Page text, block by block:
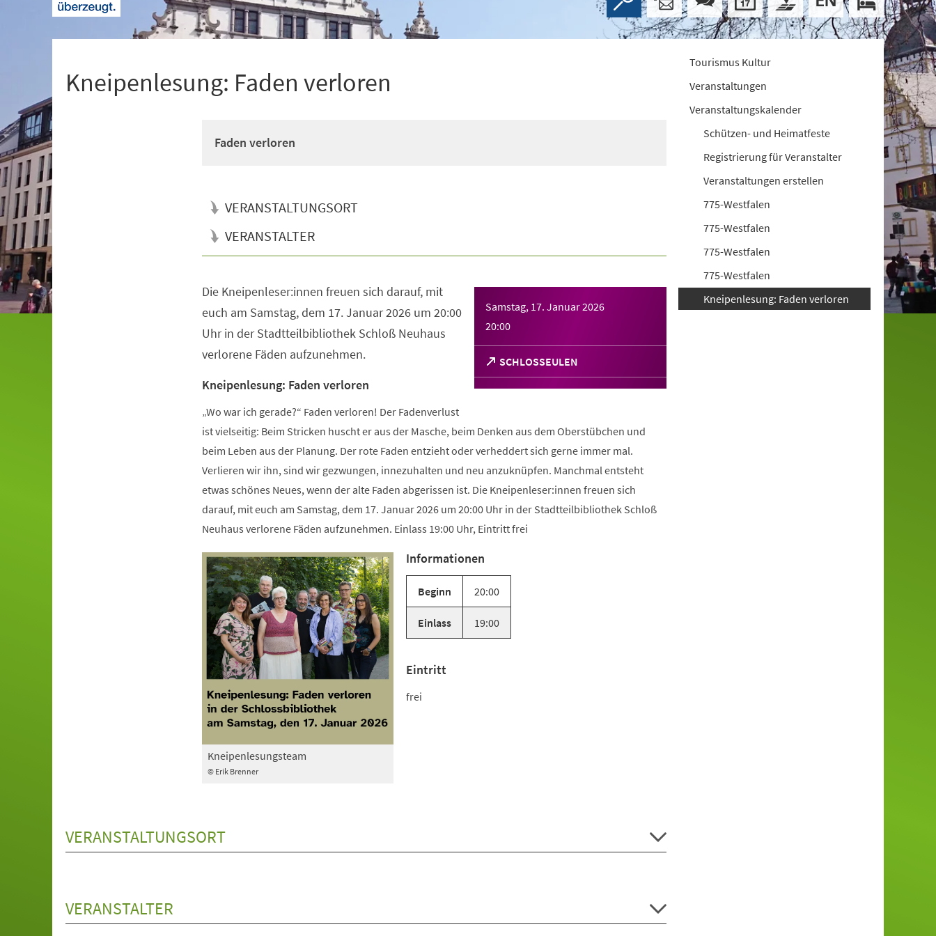
Kneipenlesung: Faden verloren
Faden verloren
VERANSTALTUNGSORT
VERANSTALTER
Samstag, 17. Januar 2026
20:00
SCHLOSSEULEN
(Öffnet
in
einem
Die Kneipenleser:innen freuen sich darauf, mit
euch am Samstag, dem 17. Januar 2026 um 20:00
Uhr in der Stadtteilbibliothek Schloß Neuhaus
verlorene Fäden aufzunehmen.
Kneipenlesung: Faden verloren
„Wo war ich gerade?“ Faden verloren! Der Fadenverlust
ist vielseitig: Beim Stricken huscht er aus der Masche, beim Denken aus dem Oberstübchen und
beim Leben aus der Planung. Der rote Faden entzieht oder verheddert sich gerne immer mal.
Verlieren wir ihn, sind wir gezwungen, innezuhalten und neu anzuknüpfen. Manchmal entsteht
etwas schönes Neues, wenn der alte Faden abgerissen ist. Die Kneipenleser:innen freuen sich
darauf, mit euch am Samstag, dem 17. Januar 2026 um 20:00 Uhr in der Stadtteilbibliothek Schloß
Neuhaus verlorene Fäden aufzunehmen. Einlass 19:00 Uhr, Eintritt frei
© Erik Brenner
Kneipenlesungsteam
Informationen
Beginn 20:00
Einlass 19:00
Eintritt
frei
VERANSTALTUNGSORT
VERANSTALTER
Tourismus Kultur
Veranstaltungen
Veranstaltungskalender
Schützen- und Heimatfeste
Registrierung für Veranstalter
Veranstaltungen erstellen
775-Westfalen
775-Westfalen
775-Westfalen
775-Westfalen
Kneipenlesung: Faden verloren